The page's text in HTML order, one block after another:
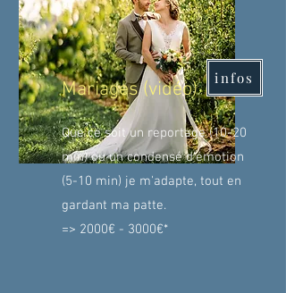
Mariages (vidéo) infos
Que ce soit un reportage (10-20
min) ou un condensé d'émotion
(5-10 min) je m'adapte, tout en
gardant ma patte.
=> 2000€ - 3000€*